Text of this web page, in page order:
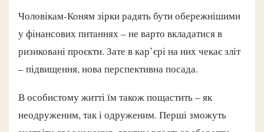
Чоловікам-Коням зірки радять бути обережнішими
у фінансових питаннях – не варто вкладатися в
ризиковані проєкти. Зате в кар’єрі на них чекає зліт
– підвищення, нова перспективна посада.
В особистому житті їм також пощастить – як
неодруженим, так і одруженим. Перші зможуть